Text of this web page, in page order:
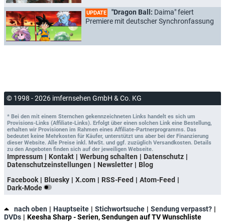
UPDATE "Dragon Ball: Daima" feiert
Premiere mit deutscher Synchronfassung
© 1998 - 2026 imfernsehen GmbH & Co. KG
* Bei den mit einem Sternchen gekennzeichneten Links handelt es sich um
Provisions-Links (Affiliate-Links). Erfolgt über einen solchen Link eine Bestellung,
erhalten wir Provisionen im Rahmen eines Affiliate-Partnerprogramms. Das
bedeutet keine Mehrkosten für Käufer, unterstützt uns aber bei der Finanzierung
dieser Website. Alle Preise inkl. MwSt. und ggf. zuzüglich Versandkosten. Details
zu den Angeboten finden sich auf der jeweiligen Webseite.
Impressum Kontakt Werbung schalten
Datenschutz
Datenschutzeinstellungen
Newsletter
Blog
Facebook
Bluesky X.com RSS-Feed
Atom-Feed
Dark-Mode
nach oben Hauptseite Stichwortsuche
Sendung verpasst?
DVDs
Keesha Sharp - Serien, Sendungen auf TV Wunschliste